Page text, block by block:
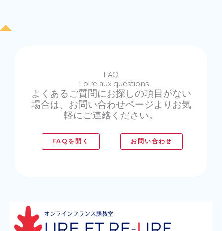
FAQ
- Foire aux questions
よくあるご質問にお探しの項目がない
場合は、お問い合わせページよりお気
軽にご連絡ください。
FAQを開く お問い合わせ